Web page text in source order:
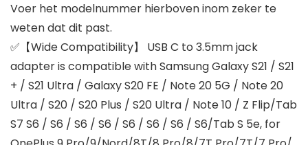
Voer het modelnummer hierboven inom zeker te
weten dat dit past.
✅【Wide Compatibility】 USB C to 3.5mm jack
adapter is compatible with Samsung Galaxy S21 / S21
+ / S21 Ultra / Galaxy S20 FE / Note 20 5G / Note 20
Ultra / S20 / S20 Plus / S20 Ultra / Note 10 / Z Flip/Tab
S7 S6 / S6 / S6 / S6 / S6 / S6 / S6 / S6/Tab S 5e, for